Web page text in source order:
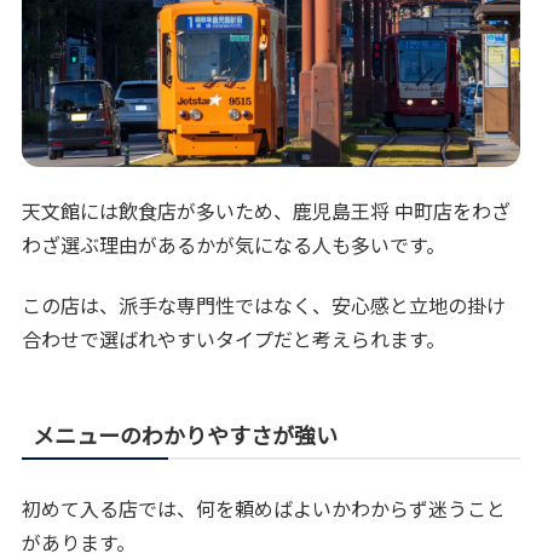
天文館には飲食店が多いため、鹿児島王将 中町店をわざ
わざ選ぶ理由があるかが気になる人も多いです。
この店は、派手な専門性ではなく、安心感と立地の掛け
合わせで選ばれやすいタイプだと考えられます。
メニューのわかりやすさが強い
初めて入る店では、何を頼めばよいかわからず迷うこと
があります。